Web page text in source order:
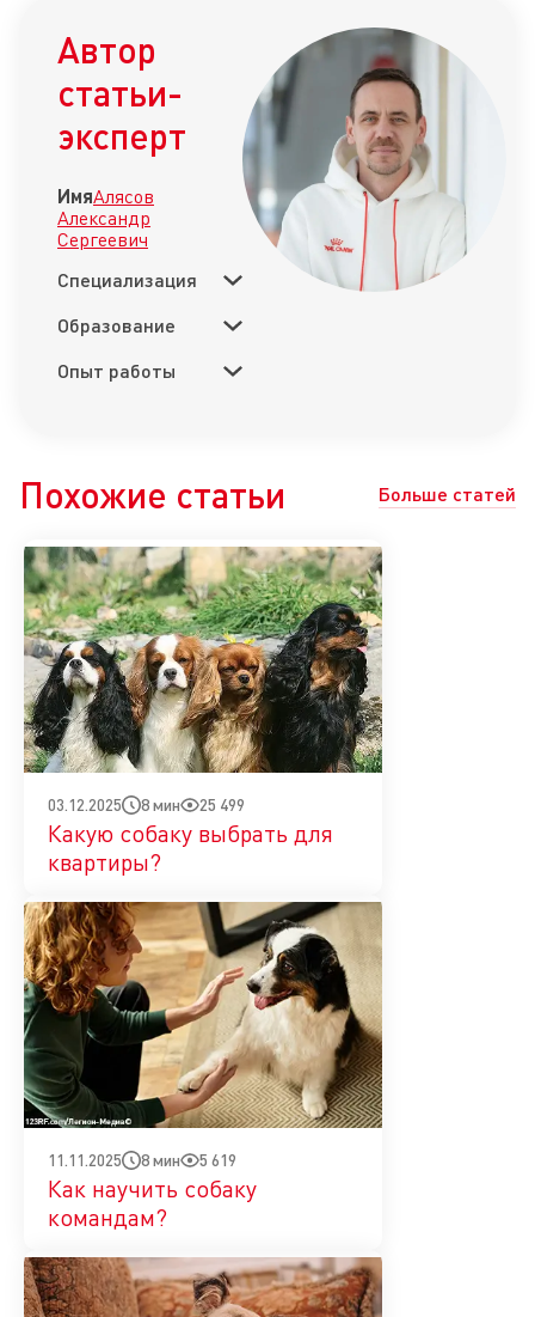
Автор
статьи-
эксперт
ИмяАлясов
Александр
Сергеевич
Специализация
Образование
Опыт работы
Похожие статьи Больше статей
03.12.2025 8 мин 25 499
Какую собаку выбрать для
квартиры?
11.11.2025 8 мин 5 619
Как научить собаку
командам?